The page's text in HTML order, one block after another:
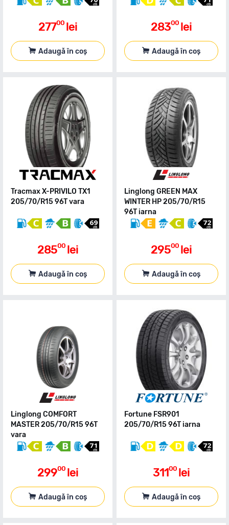
27700 lei
Adaugă în coș
28300 lei
Adaugă în coș
Tracmax X-PRIVILO TX1
205/70/R15 96T vara
28500 lei
Adaugă în coș
Linglong GREEN MAX
WINTER HP 205/70/R15
96T iarna
29500 lei
Adaugă în coș
Linglong COMFORT
MASTER 205/70/R15 96T
vara
29900 lei
Adaugă în coș
Fortune FSR901
205/70/R15 96T iarna
31100 lei
Adaugă în coș